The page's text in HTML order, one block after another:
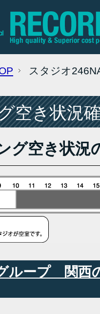
スタジオ
空き状況
グ空き状況
ループ 関西